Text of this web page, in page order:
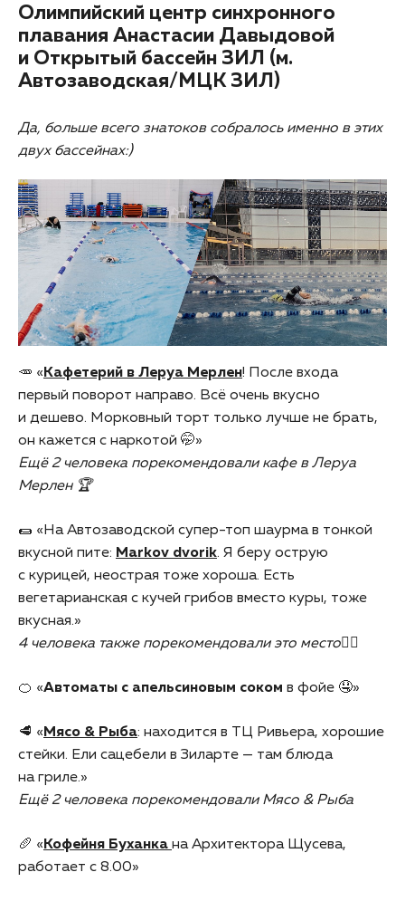
Олимпийский центр синхронного
плавания Анастасии Давыдовой
и Открытый бассейн ЗИЛ (м.
Автозаводская/МЦК ЗИЛ)
Да, больше всего знатоков собралось именно в этих
двух бассейнах:)
🥕 « Кафетерий в Леруа Мерлен! После входа
первый поворот направо. Всё очень вкусно
и дешево. Морковный торт только лучше не брать,
он кажется с наркотой 🤭»
Ещё 2 человека порекомендовали кафе в Леруа
Мерлен 🏆
🌯 «На Автозаводской супер-топ шаурма в тонкой
вкусной пите: Markov dvorik. Я беру острую
с курицей, неострая тоже хороша. Есть
вегетарианская с кучей грибов вместо куры, тоже
вкусная.»
4 человека также порекомендовали это место👍🏻
🍊 «Автоматы с апельсиновым соком в фойе 🤤»
🥩 « Мясо & Рыба: находится в ТЦ Ривьера, хорошие
стейки. Ели сацебели в Зиларте — там блюда
на гриле.»
Ещё 2 человека порекомендовали Мясо & Рыба
🥖 « Кофейня Буханка на Архитектора Щусева,
работает с 8.00»